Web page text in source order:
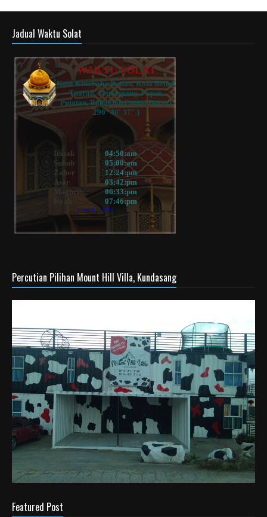
Jadual Waktu Solat
Percutian Pilihan Mount Hill Villa, Kundasang
Featured Post